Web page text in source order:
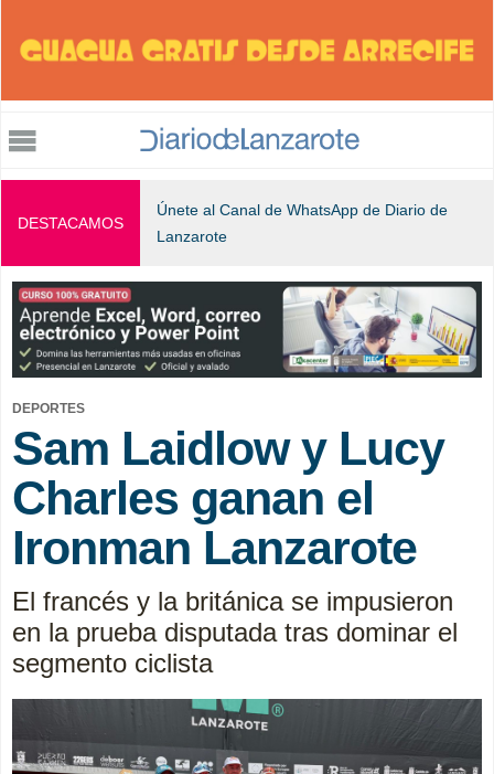
DESTACAMOS
Únete al Canal de WhatsApp de Diario de
Lanzarote
DEPORTES
Sam Laidlow y Lucy
Charles ganan el
Ironman Lanzarote
El francés y la británica se impusieron
en la prueba disputada tras dominar el
segmento ciclista